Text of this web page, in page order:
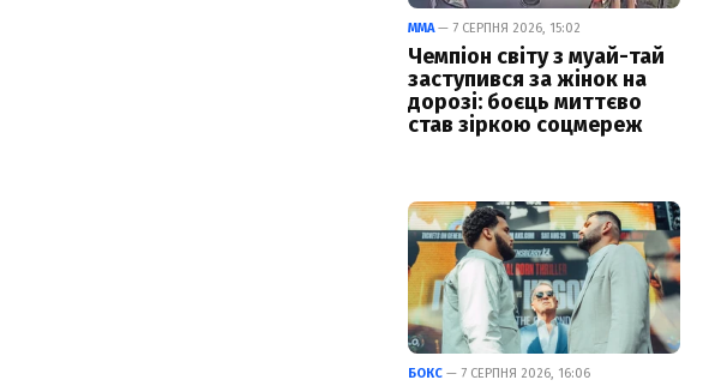
ММА— 7 СЕРПНЯ 2026, 15:02
Чемпіон світу з муай-тай
заступився за жінок на
дорозі: боєць миттєво
став зіркою соцмереж
БОКС — 7 СЕРПНЯ 2026, 16:06